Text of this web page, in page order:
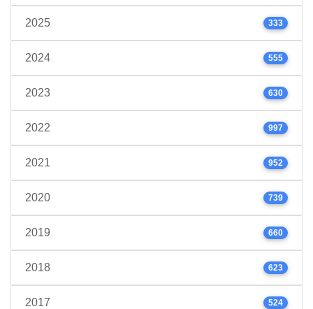
2025 333
2024 555
2023 630
2022 997
2021 952
2020 739
2019 660
2018 623
2017 524